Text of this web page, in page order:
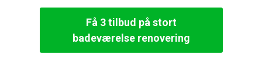
Få 3 tilbud på stort
badeværelse renovering